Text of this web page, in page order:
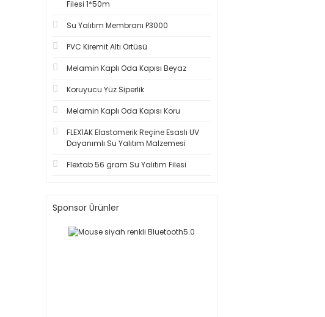
Filesi 1*50m
Su Yalıtım Membranı P3000
PVC Kiremit Altı Örtüsü
Melamin Kaplı Oda Kapısı Beyaz
Koruyucu Yüz Siperlik
Melamin Kaplı Oda Kapısı Koru
FLEX1AK Elastomerik Reçine Esaslı UV
Dayanımlı Su Yalıtım Malzemesi
Flextab 56 gram Su Yalıtım Filesi
Sponsor Ürünler